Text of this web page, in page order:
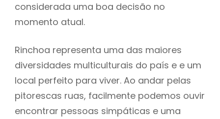
considerada uma boa decisão no
momento atual.
Rinchoa representa uma das maiores
diversidades multiculturais do país e e um
local perfeito para viver. Ao andar pelas
pitorescas ruas, facilmente podemos ouvir
encontrar pessoas simpáticas e uma